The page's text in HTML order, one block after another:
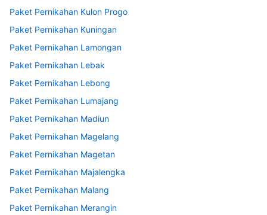
Paket Pernikahan Kulon Progo
Paket Pernikahan Kuningan
Paket Pernikahan Lamongan
Paket Pernikahan Lebak
Paket Pernikahan Lebong
Paket Pernikahan Lumajang
Paket Pernikahan Madiun
Paket Pernikahan Magelang
Paket Pernikahan Magetan
Paket Pernikahan Majalengka
Paket Pernikahan Malang
Paket Pernikahan Merangin